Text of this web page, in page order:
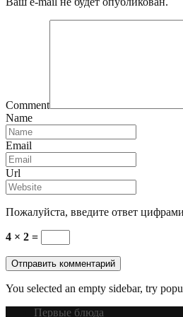
Comment
Name
Email
Url
Пожалуйста, введите ответ
4 × 2 =
You selected an empty sidebar, try
Первые блюда